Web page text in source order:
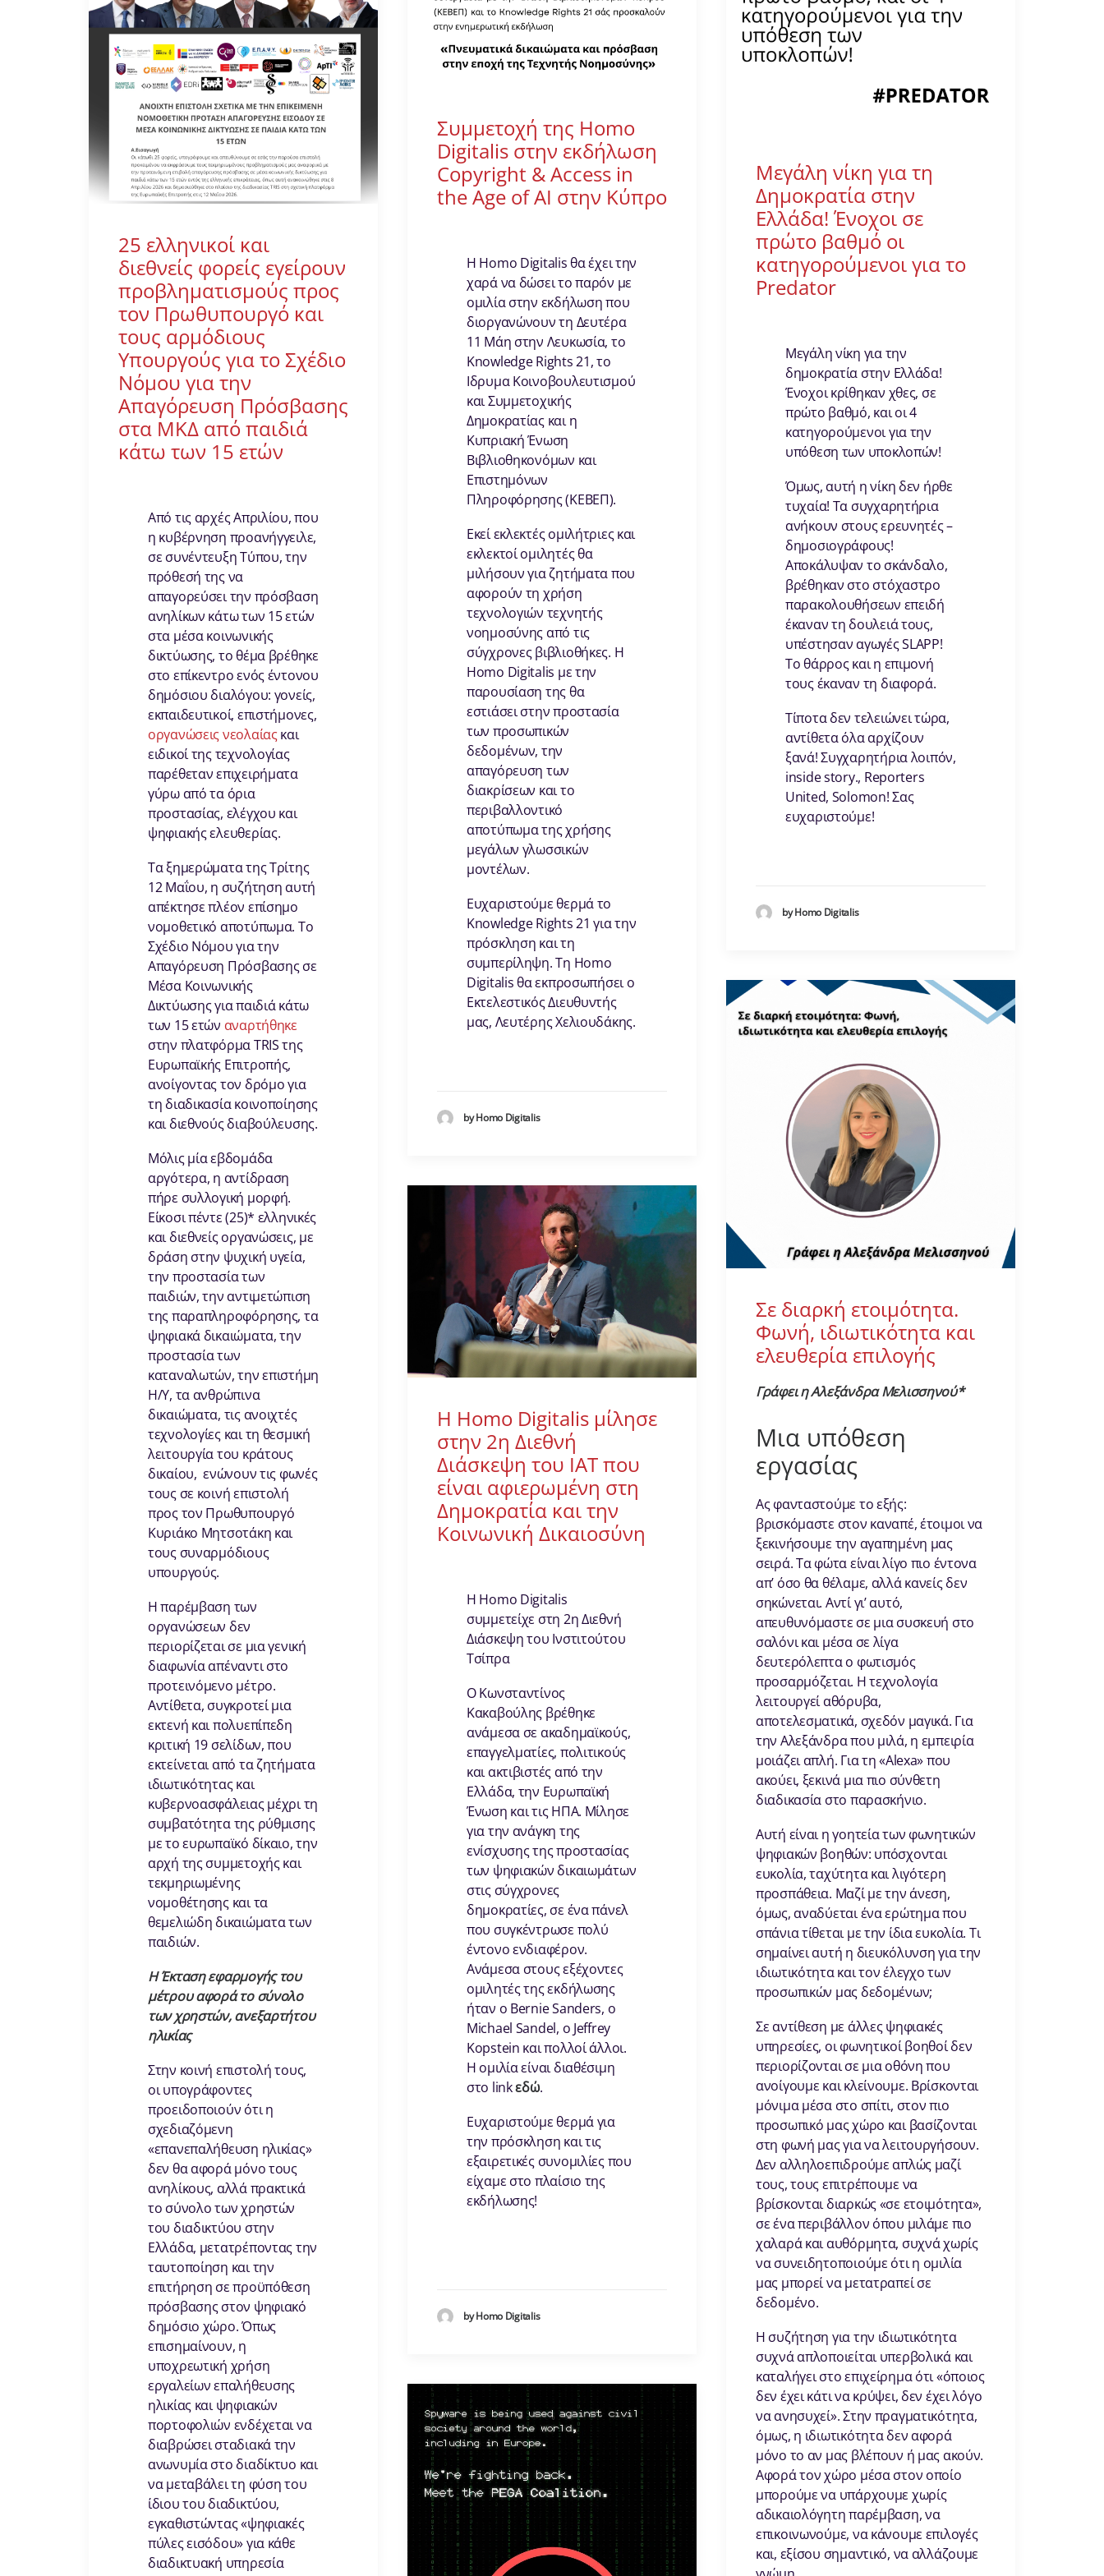
25 ελληνικοί και
διεθνείς φορείς εγείρουν
προβληματισμούς προς
τον Πρωθυπουργό και
τους αρμόδιους
Υπουργούς για το Σχέδιο
Νόμου για την
Απαγόρευση Πρόσβασης
στα ΜΚΔ από παιδιά
κάτω των 15 ετών
Από τις αρχές Απριλίου, που
η κυβέρνηση προανήγγειλε,
σε συνέντευξη Τύπου, την
πρόθεσή της να
απαγορεύσει την πρόσβαση
ανηλίκων κάτω των 15 ετών
στα μέσα κοινωνικής
δικτύωσης, το θέμα βρέθηκε
στο επίκεντρο ενός έντονου
δημόσιου διαλόγου: γονείς,
εκπαιδευτικοί, επιστήμονες,
οργανώσεις νεολαίαςκαι
ειδικοί της τεχνολογίας
παρέθεταν επιχειρήματα
γύρω από τα όρια
προστασίας, ελέγχου και
ψηφιακής ελευθερίας.
Τα ξημερώματα της Τρίτης
12 Μαΐου, η συζήτηση αυτή
απέκτησε πλέον επίσημο
νομοθετικό αποτύπωμα. Το
Σχέδιο Νόμου για την
Απαγόρευση Πρόσβασης σε
Μέσα Κοινωνικής
Δικτύωσης για παιδιά κάτω
των 15 ετών αναρτήθηκε
στην πλατφόρμα TRIS της
Ευρωπαϊκής Επιτροπής,
ανοίγοντας τον δρόμο για
τη διαδικασία κοινοποίησης
και διεθνούς διαβούλευσης.
Μόλις μία εβδομάδα
αργότερα, η αντίδραση
πήρε συλλογική μορφή.
Είκοσι πέντε (25)* ελληνικές
και διεθνείς οργανώσεις, με
δράση στην ψυχική υγεία,
την προστασία των
παιδιών, την αντιμετώπιση
της παραπληροφόρησης, τα
ψηφιακά δικαιώματα, την
προστασία των
καταναλωτών, την επιστήμη
Η/Υ, τα ανθρώπινα
δικαιώματα, τις ανοιχτές
τεχνολογίες και τη θεσμική
λειτουργία του κράτους
δικαίου, ενώνουν τις φωνές
τους σε κοινή επιστολή
προς τον Πρωθυπουργό
Κυριάκο Μητσοτάκη και
τους συναρμόδιους
υπουργούς.
Η παρέμβαση των
οργανώσεων δεν
περιορίζεται σε μια γενική
διαφωνία απέναντι στο
προτεινόμενο μέτρο.
Αντίθετα, συγκροτεί μια
εκτενή και πολυεπίπεδη
κριτική 19 σελίδων, που
εκτείνεται από τα ζητήματα
ιδιωτικότητας και
κυβερνοασφάλειας μέχρι τη
συμβατότητα της ρύθμισης
με το ευρωπαϊκό δίκαιο, την
αρχή της συμμετοχής και
τεκμηριωμένης
νομοθέτησης και τα
θεμελιώδη δικαιώματα των
παιδιών.
Η Έκταση εφαρμογής του
μέτρου αφορά το σύνολο
των χρηστών, ανεξαρτήτου
ηλικίας
Στην κοινή επιστολή τους,
οι υπογράφοντες
προειδοποιούν ότι η
σχεδιαζόμενη
«επανεπαλήθευση ηλικίας»
δεν θα αφορά μόνο τους
ανηλίκους, αλλά πρακτικά
το σύνολο των χρηστών
του διαδικτύου στην
Ελλάδα, μετατρέποντας την
ταυτοποίηση και την
επιτήρηση σε προϋπόθεση
πρόσβασης στον ψηφιακό
δημόσιο χώρο. Όπως
επισημαίνουν, η
υποχρεωτική χρήση
εργαλείων επαλήθευσης
ηλικίας και ψηφιακών
πορτοφολιών ενδέχεται να
διαβρώσει σταδιακά την
ανωνυμία στο διαδίκτυο και
να μεταβάλει τη φύση του
ίδιου του διαδικτύου,
εγκαθιστώντας «ψηφιακές
πύλες εισόδου» για κάθε
διαδικτυακή υπηρεσία
Συμμετοχή της Homo
Digitalis στην εκδήλωση
Copyright & Access in
the Age of AI στην Κύπρο
Η Homo Digitalis θα έχει την
χαρά να δώσει το παρόν με
ομιλία στην εκδήλωση που
διοργανώνουν τη Δευτέρα
11 Μάη στην Λευκωσία, το
Knowledge Rights 21, το
Ιδρυμα Κοινοβουλευτισμού
και Συμμετοχικής
Δημοκρατίας και η
Κυπριακή Ένωση
Βιβλιοθηκονόμων και
Επιστημόνων
Πληροφόρησης (ΚΕΒΕΠ).
Εκεί εκλεκτές ομιλήτριες και
εκλεκτοί ομιλητές θα
μιλήσουν για ζητήματα που
αφορούν τη χρήση
τεχνολογιών τεχνητής
νοημοσύνης από τις
σύγχρονες βιβλιοθήκες. H
Homo Digitalis με την
παρουσίαση της θα
εστιάσει στην προστασία
των προσωπικών
δεδομένων, την
απαγόρευση των
διακρίσεων και το
περιβαλλοντικό
αποτύπωμα της χρήσης
μεγάλων γλωσσικών
μοντέλων.
Ευχαριστούμε θερμά το
Knowledge Rights 21 για την
πρόσκληση και τη
συμπερίληψη. Τη Homo
Digitalis θα εκπροσωπήσει ο
Εκτελεστικός Διευθυντής
μας, Λευτέρης Χελιουδάκης.
by Homo Digitalis
Μεγάλη νίκη για τη
Δημοκρατία στην
Ελλάδα! Ένοχοι σε
πρώτο βαθμό οι
κατηγορούμενοι για το
Predator
Μεγάλη νίκη για την
δημοκρατία στην Ελλάδα!
Ένοχοι κρίθηκαν χθες, σε
πρώτο βαθμό, και οι 4
κατηγορούμενοι για την
υπόθεση των υποκλοπών!
Όμως, αυτή η νίκη δεν ήρθε
τυχαία! Τα συγχαρητήρια
ανήκουν στους ερευνητές –
δημοσιογράφους!
Αποκάλυψαν το σκάνδαλο,
βρέθηκαν στο στόχαστρο
παρακολουθήσεων επειδή
έκαναν τη δουλειά τους,
υπέστησαν αγωγές SLAPP!
Το θάρρος και η επιμονή
τους έκαναν τη διαφορά.
Τίποτα δεν τελειώνει τώρα,
αντίθετα όλα αρχίζουν
ξανά! Συγχαρητήρια λοιπόν,
inside story., Reporters
United, Solomon! Σας
ευχαριστούμε!
by Homo Digitalis
Σε διαρκή ετοιμότητα.
Φωνή, ιδιωτικότητα και
ελευθερία επιλογής
Γράφει η Αλεξάνδρα Μελισσηνού*
Μια υπόθεση
εργασίας
Ας φανταστούμε το εξής:
βρισκόμαστε στον καναπέ, έτοιμοι να
ξεκινήσουμε την αγαπημένη μας
σειρά. Τα φώτα είναι λίγο πιο έντονα
απ’ όσο θα θέλαμε, αλλά κανείς δεν
σηκώνεται. Αντί γι’ αυτό,
απευθυνόμαστε σε μια συσκευή στο
σαλόνι και μέσα σε λίγα
δευτερόλεπτα ο φωτισμός
προσαρμόζεται. Η τεχνολογία
λειτουργεί αθόρυβα,
αποτελεσματικά, σχεδόν μαγικά. Για
την Αλεξάνδρα που μιλά, η εμπειρία
μοιάζει απλή. Για τη «Alexa» που
ακούει, ξεκινά μια πιο σύνθετη
διαδικασία στο παρασκήνιο.
Αυτή είναι η γοητεία των φωνητικών
ψηφιακών βοηθών: υπόσχονται
ευκολία, ταχύτητα και λιγότερη
προσπάθεια. Μαζί με την άνεση,
όμως, αναδύεται ένα ερώτημα που
σπάνια τίθεται με την ίδια ευκολία. Τι
σημαίνει αυτή η διευκόλυνση για την
ιδιωτικότητα και τον έλεγχο των
προσωπικών μας δεδομένων;
Σε αντίθεση με άλλες ψηφιακές
υπηρεσίες, οι φωνητικοί βοηθοί δεν
περιορίζονται σε μια οθόνη που
ανοίγουμε και κλείνουμε. Βρίσκονται
μόνιμα μέσα στο σπίτι, στον πιο
προσωπικό μας χώρο και βασίζονται
στη φωνή μας για να λειτουργήσουν.
Δεν αλληλοεπιδρούμε απλώς μαζί
τους, τους επιτρέπουμε να
βρίσκονται διαρκώς «σε ετοιμότητα»,
σε ένα περιβάλλον όπου μιλάμε πιο
χαλαρά και αυθόρμητα, συχνά χωρίς
να συνειδητοποιούμε ότι η ομιλία
μας μπορεί να μετατραπεί σε
δεδομένο.
Η συζήτηση για την ιδιωτικότητα
συχνά απλοποιείται υπερβολικά και
καταλήγει στο επιχείρημα ότι «όποιος
δεν έχει κάτι να κρύψει, δεν έχει λόγο
να ανησυχεί». Στην πραγματικότητα,
όμως, η ιδιωτικότητα δεν αφορά
μόνο το αν μας βλέπουν ή μας ακούν.
Αφορά τον χώρο μέσα στον οποίο
μπορούμε να υπάρχουμε χωρίς
αδικαιολόγητη παρέμβαση, να
επικοινωνούμε, να κάνουμε επιλογές
και, εξίσου σημαντικό, να αλλάζουμε
H Homo Digitalis μίλησε
στην 2η Διεθνή
Διάσκεψη του ΙΑΤ που
είναι αφιερωμένη στη
Δημοκρατία και την
Κοινωνική Δικαιοσύνη
Η Homo Digitalis
συμμετείχε στη 2η Διεθνή
Διάσκεψη του Ινστιτούτου
Τσίπρα
Ο Κωνσταντίνος
Κακαβούλης βρέθηκε
ανάμεσα σε ακαδημαϊκούς,
επαγγελματίες, πολιτικούς
και ακτιβιστές από την
Ελλάδα, την Ευρωπαϊκή
Ένωση και τις ΗΠΑ. Μίλησε
για την ανάγκη της
ενίσχυσης της προστασίας
των ψηφιακών δικαιωμάτων
στις σύγχρονες
δημοκρατίες, σε ένα πάνελ
που συγκέντρωσε πολύ
έντονο ενδιαφέρον.
Ανάμεσα στους εξέχοντες
ομιλητές της εκδήλωσης
ήταν ο Bernie Sanders, o
Michael Sandel, o Jeffrey
Kopstein και πολλοί άλλοι.
Η ομιλία είναι διαθέσιμη
στο linkεδώ.
Ευχαριστούμε θερμά για
την πρόσκληση και τις
εξαιρετικές συνομιλίες που
είχαμε στο πλαίσιο της
εκδήλωσης!
by Homo Digitalis